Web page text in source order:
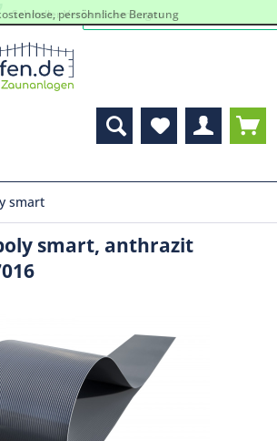
Schneller Versand vom Lager
persöhnliche Beratung
smart
smart, anthrazit